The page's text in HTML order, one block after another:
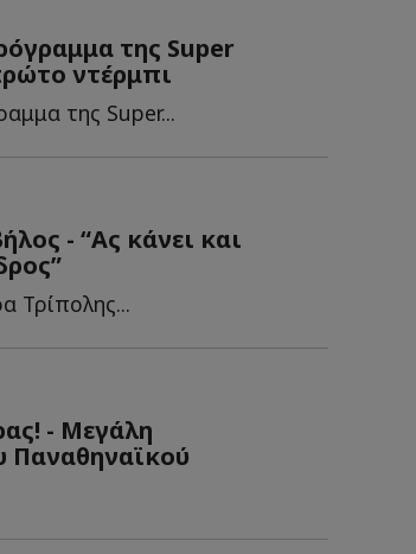
της Super
ντέρμπι
της Super...
- “Ας κάνει και
Τρίπολης...
- Μεγάλη
Παναθηναϊκού